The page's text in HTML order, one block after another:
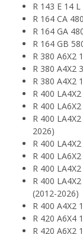
R 143 E 14
R 164 CA
R 164 GA
R 164 GB
R 380 A6X2
R 380 A4X2
R 380 A4X2
R 400
R 400
R 400
2026)
R 400
R 400
R 400
R 400
(2012-2026)
R 400 A4X2
R 420 A6X4
R 420 A6X2